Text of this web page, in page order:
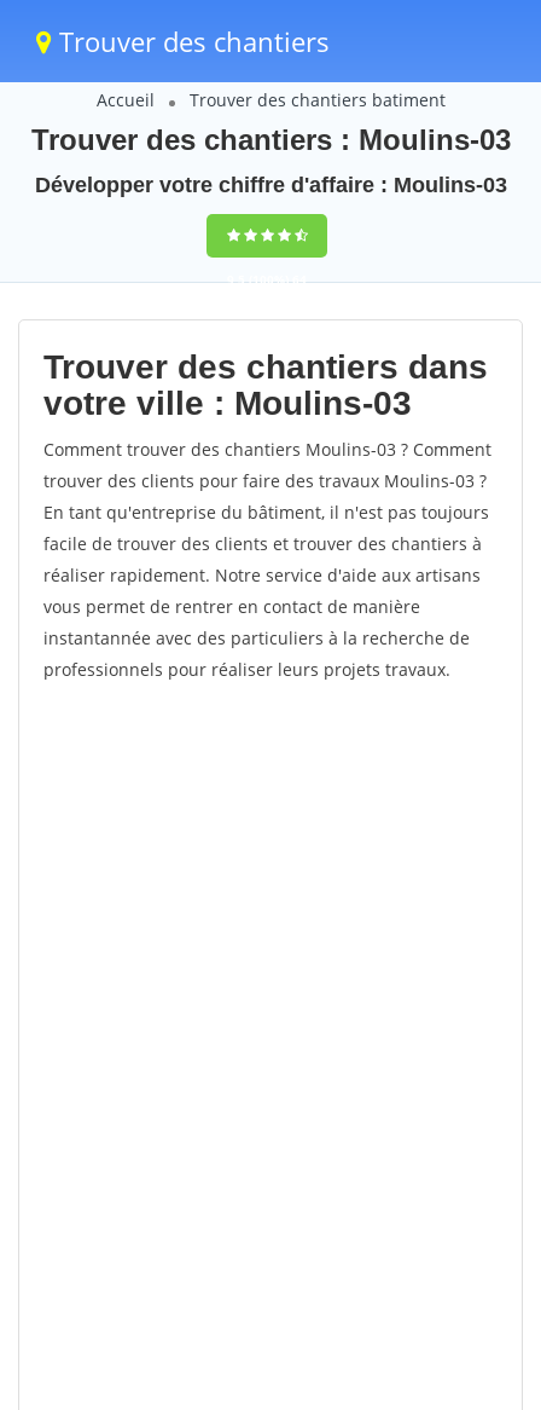
Trouver des chantiers
Accueil Trouver des chantiers batiment
Trouver des chantiers : Moulins-03
Développer votre chiffre d'affaire : Moulins-03
9,5(100%)64
votes
Trouver des chantiers dans
votre ville : Moulins-03
Comment trouver des chantiers Moulins-03 ? Comment
trouver des clients pour faire des travaux Moulins-03 ?
En tant qu'entreprise du bâtiment, il n'est pas toujours
facile de trouver des clients et trouver des chantiers à
réaliser rapidement. Notre service d'aide aux artisans
vous permet de rentrer en contact de manière
instantannée avec des particuliers à la recherche de
professionnels pour réaliser leurs projets travaux.